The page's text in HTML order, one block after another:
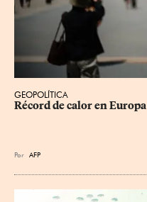
GEOPOLÍTICA
Récord de calor en Europa
Por AFP